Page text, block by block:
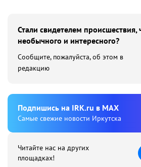
Стали свидетелем происшествия,
необычного и интересного?
Сообщите, пожалуйста, об этом в
редакцию
Подпишиcь на IRK.ru в MAX
Cамые свежие новости Иркутска
Читайте нас на других
площадках!